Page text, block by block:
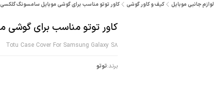
لوازم جانبی موبایل کیف و کاور گوشی کاور توتو مناسب برای گوشی موبایل سامسونگ گلکسی S8
کاور توتو مناسب برای گوشی موبایل سامسونگ گلکسی S8
Totu Case Cover For Samsung Galaxy S8
برند:توتو